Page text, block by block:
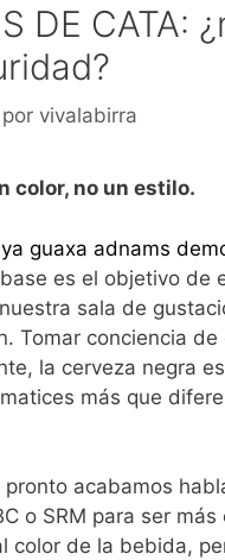
DE CATA:
por vivalabirra
color, no un estilo.
es el objetivo de
sala de
Tomar conciencia de
la cerveza negra
más que
pronto acabamos
o SRM para ser
color de la bebida,